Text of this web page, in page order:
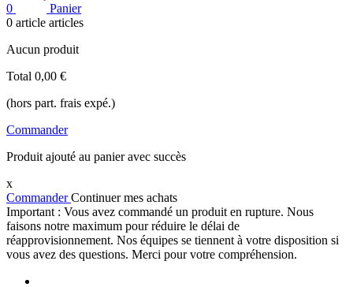
0
Panier
0 article articles
Aucun produit
Total 0,00 €
(hors part. frais expé.)
Commander
Produit ajouté au panier avec succès
x
CommanderContinuer mes achats
Important : Vous avez commandé un produit en rupture. Nous
faisons notre maximum pour réduire le délai de
réapprovisionnement. Nos équipes se tiennent à votre disposition si
vous avez des questions. Merci pour votre compréhension.